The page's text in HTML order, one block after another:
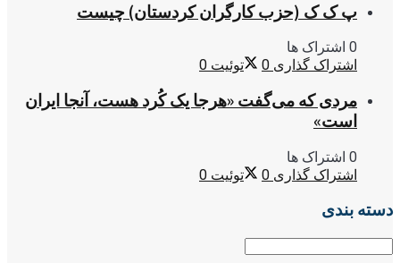
پ ک ک (حزب کارگران کردستان) چیست
0 اشتراک ها
اشتراک گذاری 0 توئیت 0
مردی که می‌گفت «هرجا یک کُرد هست، آنجا ایران
است»
0 اشتراک ها
اشتراک گذاری 0 توئیت 0
دسته بندی